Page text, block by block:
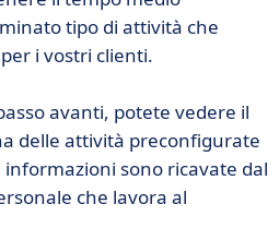
tipo di attività che
i vostri clienti.
avanti, potete vedere il
delle attività preconfigurate
sono ricavate dal
che lavora al